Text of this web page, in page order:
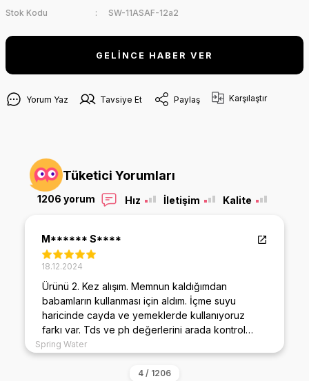
Stok Kodu SW-11ASAF-12a2
GELİNCE HABER VER
Yorum Yaz Tavsiye Et Paylaş Karşılaştır
Tüketici Yorumları
1206 yorum Hız İletişim Kalite
M****** S****
18.12.2024
Ürünü 2. Kez alışım. Memnun kaldığımdan
babamların kullanması için aldım. İçme suyu
haricinde cayda ve yemeklerde kullanıyoruz
farkı var. Tds ve ph değerlerini arada kontrol
ediyorum sürekli benzer değerde. ilkini alalı 4 yıl
oldu filtreleride aynı marka tercih ediyorum
ağırlığı bile diğer marka filtrelerden fazla. Şuan 3.
Spring Water